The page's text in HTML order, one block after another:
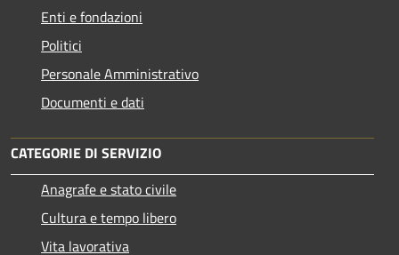
Enti e fondazioni
Politici
Personale Amministrativo
Documenti e dati
CATEGORIE DI SERVIZIO
Anagrafe e stato civile
Cultura e tempo libero
Vita lavorativa